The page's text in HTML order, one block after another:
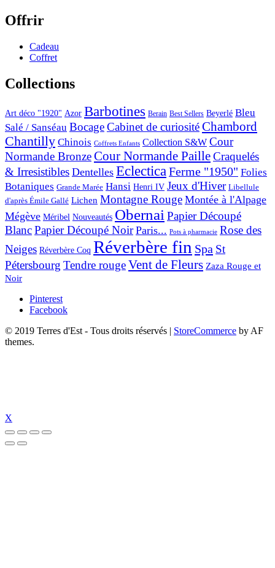
Offrir
Cadeau
Coffret
Collections
Art déco "1920" Azor Barbotines Berain Best Sellers Beyerlé Bleu
Salé / Sanséau BocageCabinet de curiositéChambord
Chantilly Chinois Coffrets Enfants Collection S&W Cour
Normande BronzeCour Normande PailleCraquelés
& Irresistibles Dentelles EclecticaFerme "1950" Folies
Botaniques Grande Marée Hansi Henri IV Jeux d'Hiver Libellule
d'après Émile Gallé Lichen Montagne Rouge Montée à l'Alpage
Mégève Méribel Nouveautés ObernaiPapier Découpé
BlancPapier Découpé Noir Paris... Pots à pharmacie Rose des
Neiges Réverbère Coq Réverbère fin Spa St
Pétersbourg Tendre rougeVent de Fleurs Zaza Rouge et
Noir
Pinterest
Facebook
© 2019 Terres d'Est - Tous droits réservés
StoreCommerce by AF
themes.
X